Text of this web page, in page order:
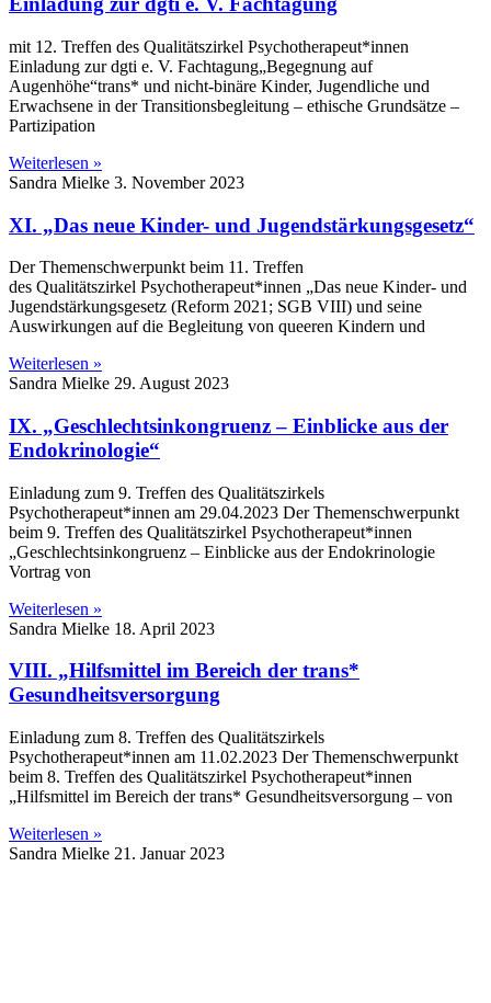
mit 12. Treffen des Qualitätszirkel Psychotherapeut*innen
Einladung zur dgti e. V. Fachtagung„Begegnung auf
Augenhöhe“trans* und nicht-binäre Kinder, Jugendliche und
Erwachsene in der Transitionsbegleitung – ethische Grundsätze –
Partizipation
Weiterlesen »
Sandra Mielke 3. November 2023
XI. „Das neue Kinder- und Jugendstärkungsgesetz“
Der Themenschwerpunkt beim 11. Treffen
des Qualitätszirkel Psychotherapeut*innen „Das neue Kinder- und
Jugendstärkungsgesetz (Reform 2021; SGB VIII) und seine
Auswirkungen auf die Begleitung von queeren Kindern und
Weiterlesen »
Sandra Mielke 29. August 2023
IX. „Geschlechtsinkongruenz – Einblicke aus der
Endokrinologie“
Einladung zum 9. Treffen des Qualitätszirkels
Psychotherapeut*innen am 29.04.2023 Der Themenschwerpunkt
beim 9. Treffen des Qualitätszirkel Psychotherapeut*innen
„Geschlechtsinkongruenz – Einblicke aus der Endokrinologie
Vortrag von
Weiterlesen »
Sandra Mielke 18. April 2023
VIII. „Hilfsmittel im Bereich der trans*
Gesundheitsversorgung
Einladung zum 8. Treffen des Qualitätszirkels
Psychotherapeut*innen am 11.02.2023 Der Themenschwerpunkt
beim 8. Treffen des Qualitätszirkel Psychotherapeut*innen
„Hilfsmittel im Bereich der trans* Gesundheitsversorgung – von
Weiterlesen »
Sandra Mielke 21. Januar 2023